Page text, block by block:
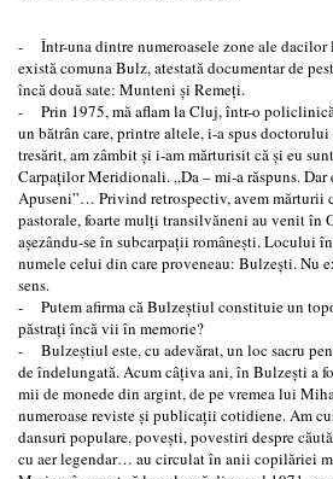
- Într-una dintre numeroasele zone ale
există comuna Bulz, atestată documentar de
încă două sate: Munteni şi Remeţi.
- Prin 1975, mă aflam la Cluj, într-o
un bătrân care, printre altele, i-a spus
tresărit, am zâmbit şi i-am mărturisit că şi eu
Carpaţilor Meridionali. „Da – mi-a răspuns.
Apuseni”… Privind retrospectiv, avem mărturii
pastorale, foarte mulţi transilvăneni au venit în
aşezându-se în subcarpaţii româneşti. Locului
numele celui din care proveneau: Bulzeşti. Nu
sens.
- Putem afirma că Bulzeştiul constituie un
păstraţi încă vii în memorie?
- Bulzeştiul este, cu adevărat, un loc sacru
de îndelungată. Acum câţiva ani, în Bulzeşti a
mii de monede din argint, de pe vremea lui
numeroase reviste şi publicaţii cotidiene. Am
dansuri populare, poveşti, povestiri despre
cu aer legendar… au circulat în anii copilăriei